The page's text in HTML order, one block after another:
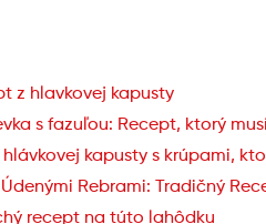
z hlavkovej kapusty
s fazuľou: Recept, ktorý
kapusty s krúpami,
Rebrami: Tradičný
recept na túto lahôdku